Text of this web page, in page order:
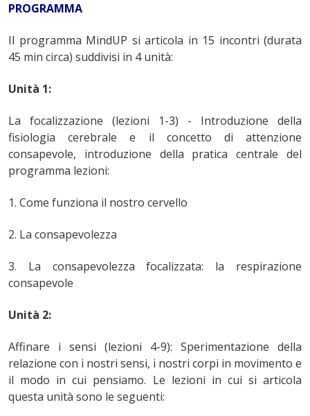
PROGRAMMA
Il programma MindUP si articola in 15 incontri (durata
45 min circa) suddivisi in 4 unità:
Unità 1:
La focalizzazione (lezioni 1-3) - Introduzione della
fisiologia cerebrale e il concetto di attenzione
consapevole, introduzione della pratica centrale del
programma lezioni:
1. Come funziona il nostro cervello
2. La consapevolezza
3. La consapevolezza focalizzata: la respirazione
consapevole
Unità 2:
Affinare i sensi (lezioni 4-9): Sperimentazione della
relazione con i nostri sensi, i nostri corpi in movimento e
il modo in cui pensiamo. Le lezioni in cui si articola
questa unità sono le seguenti: